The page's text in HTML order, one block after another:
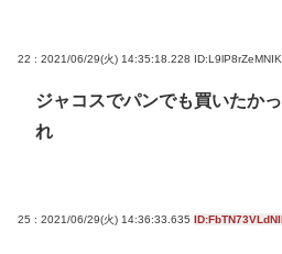
22 : 2021/06/29(火) 14:35:18.228
ジャコスでパンでも買いたか
れ
25 : 2021/06/29(火) 14:36:33.635